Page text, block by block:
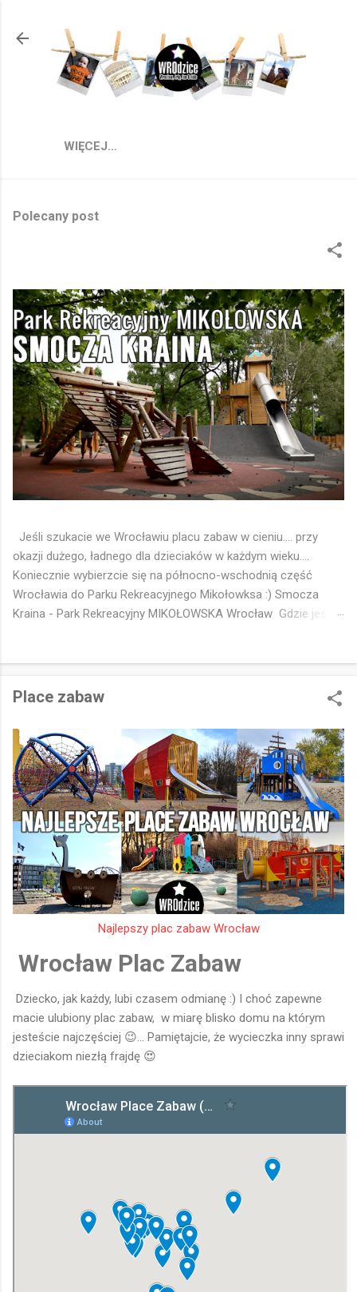
WIĘCEJ…
Polecany post
Jeśli szukacie we Wrocławiu placu zabaw w cieniu.... przy
okazji dużego, ładnego dla dzieciaków w każdym wieku....
Koniecznie wybierzcie się na północno-wschodnią część
Wrocławia do Parku Rekreacyjnego Mikołowksa :) Smocza
Kraina - Park Rekreacyjny MIKOŁOWSKA Wrocław Gdzie jest
Strachocin Swojszyce Wojnów 🤔😁 Idealny 👌 Drewniany, w
przewodnią smoka (Smoka Strachota)! Który jest też
zestawem sprawnościowym z elementami do wspinaczki oraz
dlugim ogonem z czarnymi wypustkami po których można
skakać 😊 Jest górka z zamkiem z extra zjeżdżalnią rurową i
inni elementami 😊 Super jest to że pomyślano o każdej grupie
wiekowej 👍 Dla maluszków ogrodzona część z dużą ilością
pisaku i domkiem👶 Starszaki mogą się wykazać na dużym i
wysokim małpim gaju 🐒 Wyświetl...
Place zabaw
Najlepszy plac zabaw Wrocław
Wrocław Plac Zabaw
Dziecko, jak każdy, lubi czasem odmianę :) I choć zapewne
macie ulubiony plac zabaw, w miarę blisko domu na którym
jesteście najczęściej 😉... Pamiętajcie, że wycieczka inny sprawi
dzieciakom niezłą frajdę 😍